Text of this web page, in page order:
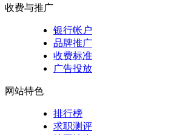
收费与推广
银行帐户
品牌推广
收费标准
广告投放
网站特色
排行榜
求职测评